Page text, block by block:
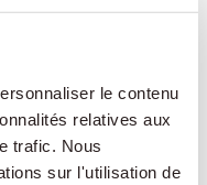
le contenu
relatives aux
trafic. Nous
sur l'utilisation de
large éventail de
soins pour que
possible de